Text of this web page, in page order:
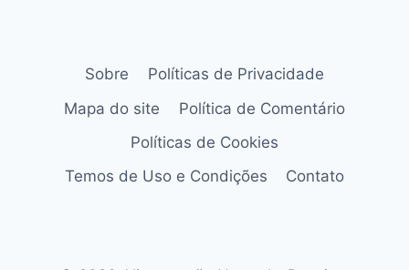
Sobre
Políticas de Privacidade
Mapa do site
Política de Comentário
Políticas de Cookies
Temos de Uso e Condições
Contato